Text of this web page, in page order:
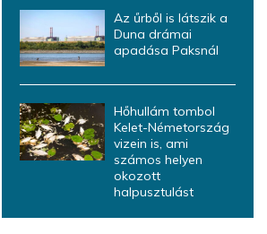
Az űrből is látszik a
Duna drámai
apadása Paksnál
Hőhullám tombol
Kelet-Németország
vizein is, ami
számos helyen
okozott
halpusztulást